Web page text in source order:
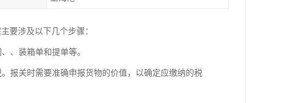
要涉及以下几个步骤：
、装箱单和提单等。
报关时需要准确申报货物的价值，以确定应缴纳的税